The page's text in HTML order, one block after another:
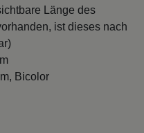
Länge des
ist dieses nach
Bicolor